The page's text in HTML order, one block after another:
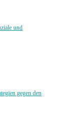
und
gegen den